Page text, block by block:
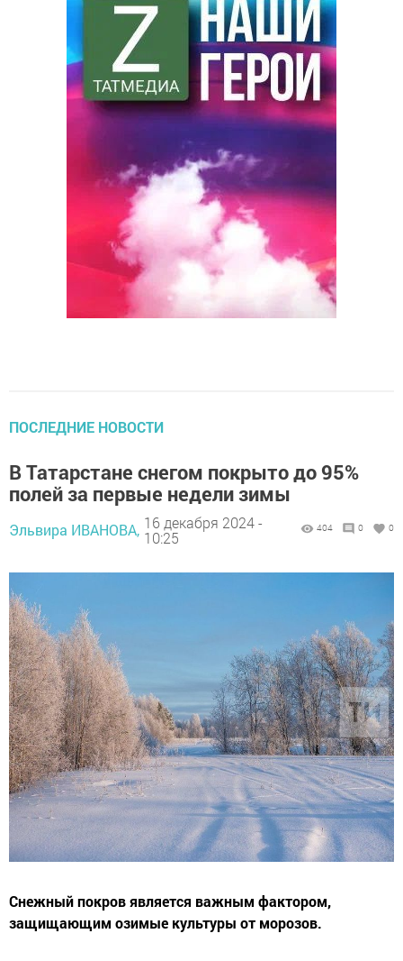
ПОСЛЕДНИЕ НОВОСТИ
В Татарстане снегом покрыто до 95%
полей за первые недели зимы
Эльвира ИВАНОВА, 16 декабря 2024 -
10:25
404 0 0
Снежный покров является важным фактором,
защищающим озимые культуры от морозов.